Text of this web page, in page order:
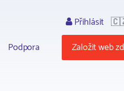
Podpora
Přihlásit
Založit web